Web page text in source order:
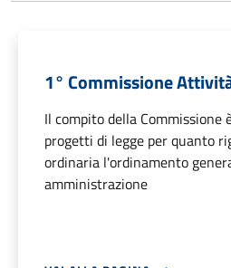
1° Commissione
Il compito della Commissione
progetti di legge per quanto
ordinaria l'ordinamento
amministrazione